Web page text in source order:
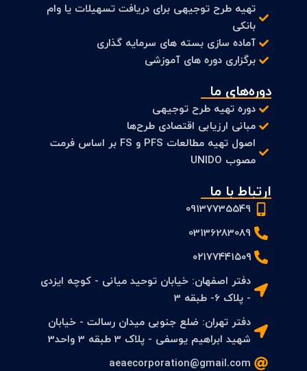
تهیه طرح توجیهی برای دریافت تسهیلات یا وام
بانکی
آماده سازی بسته های سرمایه گذاری
برگزاری دوره های آموزشی
دوره‌های ما
دوره تهیه طرح توجیهی
مبانی ارزیابی اقتصادی طرح‌ها
اصول تهیه مطالعات PFS و FS بر اساس فرمت
مصوب UNIDO
ارتباط با ما
09137735549
03136283089
۰۲۱۷۷۴۴۱۵۰۹
دفتر اصفهان: خیابان توحید میانی - کوچه ایزدی
- پلاک 6- طبقه 3
دفتر تهران: ضلع جنوبی میدان رسالت - خیابان
شهید ابراهیم یوسفی - پلاک 3 طبقه 3 واحد3
aeaecorporation@gmail.com